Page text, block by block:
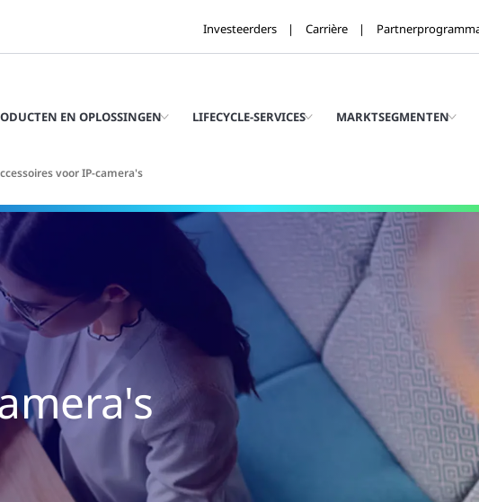
Investeerders Carrière
EN OPLOSSINGEN LIFECYCLE-SERVICES MARKTSEGMENTEN
voor IP-camera's